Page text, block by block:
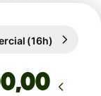
(16h)
,00